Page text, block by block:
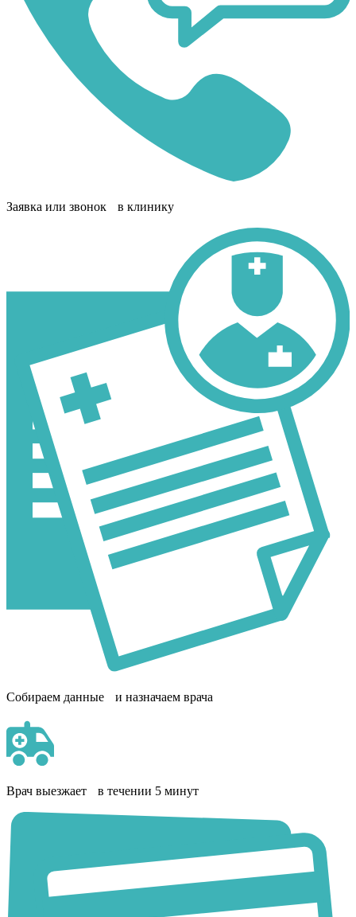
Заявка или звонок в клинику
Собираем данные и назначаем врача
Врач выезжает в течении 5 минут